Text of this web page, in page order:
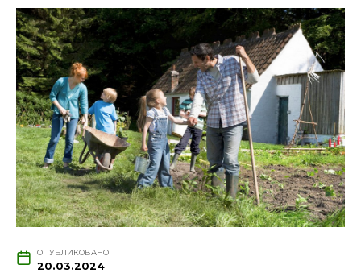
ОПУБЛИКОВАНО
20.03.2024